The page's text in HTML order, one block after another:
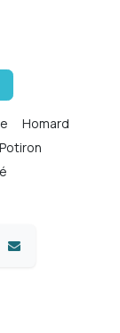
Homard
Potiron